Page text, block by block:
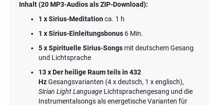
Inhalt (20 MP3-Audios als ZIP-Download):
1 x Sirius-Meditationca. 1 h
1 x Sirius-Einleitungsbonus 6 Min.
5 x Spirituelle Sirius-Songs mit deutschem Gesang
und Lichtsprache
13 x Der heilige Raum teils in 432
HzGesangsvarianten (4 x deutsch, 1 x englisch),
Sirian Light Language Lichtsprachengesang und die
Instrumentalsongs als energetische Varianten für